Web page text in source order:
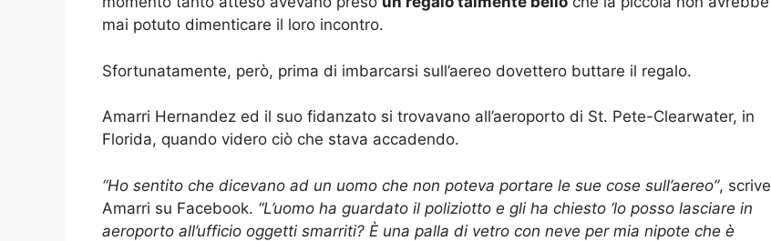
mai potuto dimenticare il loro incontro.
Sfortunatamente, però, prima di imbarcarsi sull’aereo dovettero buttare il regalo.
Amarri Hernandez ed il suo fidanzato si trovavano all’aeroporto di St. Pete-Clearwater, in
Florida, quando videro ciò che stava accadendo.
“Ho sentito che dicevano ad un uomo che non poteva portare le sue cose sull’aereo”, scrive
Amarri su Facebook. “L’uomo ha guardato il poliziotto e gli ha chiesto ‘lo posso lasciare in
aeroporto all’ufficio oggetti smarriti? È una palla di vetro con neve per mia nipote che è